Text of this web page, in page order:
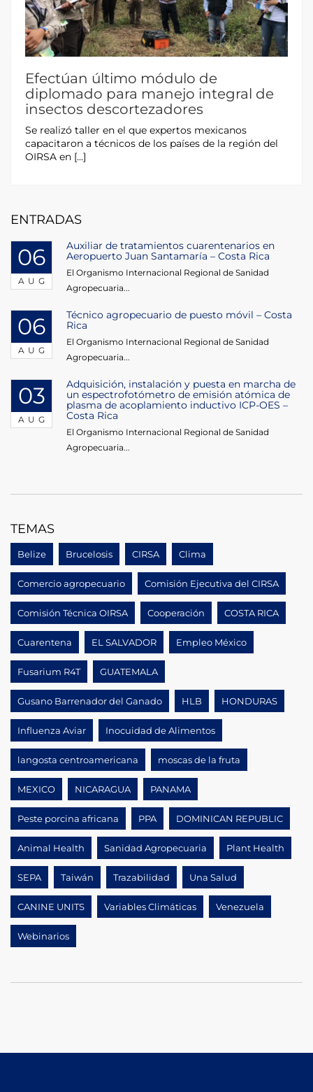
Efectúan último módulo de
diplomado para manejo integral de
insectos descortezadores
Se realizó taller en el que expertos mexicanos
capacitaron a técnicos de los países de la región del
OIRSA en […]
ENTRADAS
06
AUG
Auxiliar de tratamientos cuarentenarios en
Aeropuerto Juan Santamaría – Costa Rica
El Organismo Internacional Regional de Sanidad
Agropecuaria...
06
AUG
Técnico agropecuario de puesto móvil – Costa
Rica
El Organismo Internacional Regional de Sanidad
Agropecuaria...
03
AUG
Adquisición, instalación y puesta en marcha de
un espectrofotómetro de emisión atómica de
plasma de acoplamiento inductivo ICP-OES –
Costa Rica
El Organismo Internacional Regional de Sanidad
Agropecuaria...
TEMAS
Belize Brucelosis CIRSA Clima
Comercio agropecuario Comisión Ejecutiva del CIRSA
Comisión Técnica OIRSA Cooperación COSTA RICA
Cuarentena EL SALVADOR Empleo México
Fusarium R4T GUATEMALA
Gusano Barrenador del Ganado HLB HONDURAS
Influenza Aviar Inocuidad de Alimentos
langosta centroamericana moscas de la fruta
MEXICO NICARAGUA PANAMA
Peste porcina africana PPA DOMINICAN REPUBLIC
Animal Health Sanidad Agropecuaria Plant Health
SEPA Taiwán Trazabilidad Una Salud
CANINE UNITS Variables Climáticas Venezuela
Webinarios